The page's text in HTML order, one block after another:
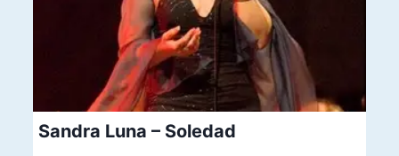
Sandra Luna – Soledad